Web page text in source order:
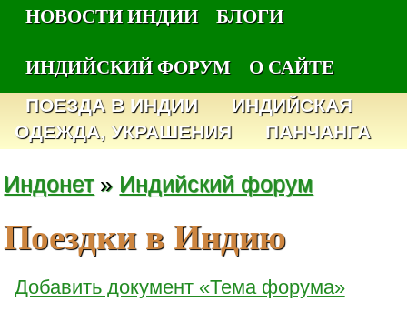
НОВОСТИ ИНДИИ
БЛОГИ
ИНДИЙСКИЙ ФОРУМ
О САЙТЕ
ПОЕЗДА В ИНДИИ
ИНДИЙСКАЯ
ОДЕЖДА, УКРАШЕНИЯ
ПАНЧАНГА
Индонет» Индийский форум
Поездки в Индию
Добавить документ «Тема форума»